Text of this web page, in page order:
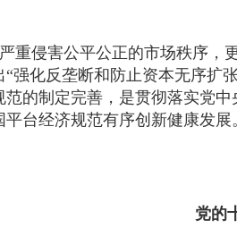
重侵害公平公正的市场秩序，
强化反垄断和防止资本无序扩
范的制定完善，是贯彻落实党
台经济规范有序创新健康发展
党的